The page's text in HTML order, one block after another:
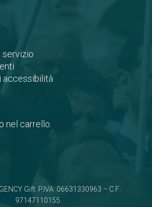
servizio
accessibilità
nel carrello.
Gift. P.IVA: 06631330963 – C.F:
97147110155